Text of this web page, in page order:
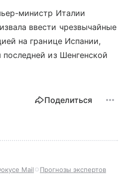
министр Италии
ввести чрезвычайные
на границе Испании,
из Шенгенской
Поделиться
Mail Прогнозы экспертов